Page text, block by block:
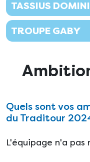
TASSIUS
TROUPE GABY
Quels sont vos
du Traditour
L'équipage n'a